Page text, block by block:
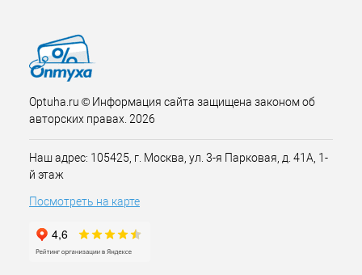
Optuha.ru © Информация сайта защищена законом об
авторских правах. 2026
Наш адрес: 105425, г. Москва, ул. 3-я Парковая, д. 41А, 1-
й этаж
Посмотреть на карте